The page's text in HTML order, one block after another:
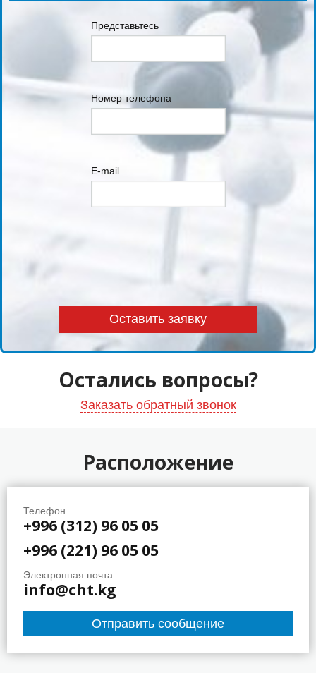
Представьтесь
Номер телефона
E-mail
Остались вопросы?
Заказать обратный звонок
Расположение
Телефон
+996 (312) 96 05 05
+996 (221) 96 05 05
Электронная почта
info@cht.kg
Отправить сообщение